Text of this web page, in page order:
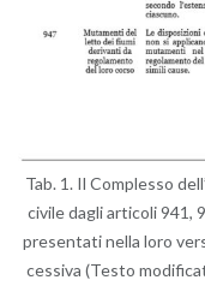
Tab. 1. Il Com­ples­so
ci­vi­le dagli ar­ti­co­li 941,
pre­sen­ta­ti nella loro
ces­si­va (Testo